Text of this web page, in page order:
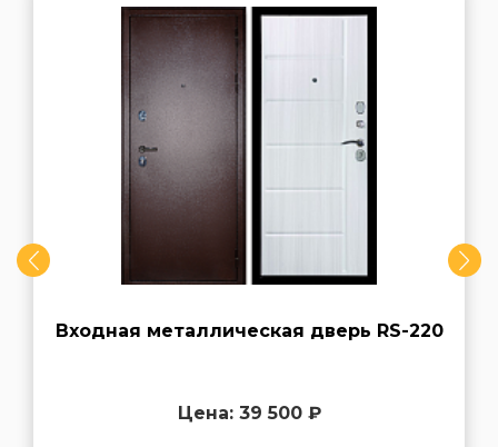
Входная металлическая дверь RS-220
Цена: 39 500 ₽